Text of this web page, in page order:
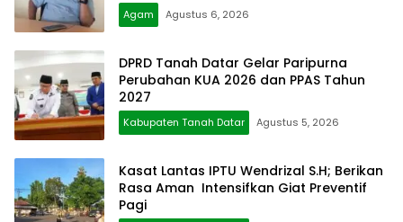
Agam Agustus 6, 2026
DPRD Tanah Datar Gelar Paripurna
Perubahan KUA 2026 dan PPAS Tahun
2027
Kabupaten Tanah Datar Agustus 5, 2026
Kasat Lantas IPTU Wendrizal S.H; Berikan
Rasa Aman Intensifkan Giat Preventif
Pagi